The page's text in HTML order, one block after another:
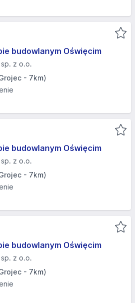
budowlanym Oświęcim
z o.o.
- 7km)
budowlanym Oświęcim
z o.o.
- 7km)
budowlanym Oświęcim
z o.o.
- 7km)